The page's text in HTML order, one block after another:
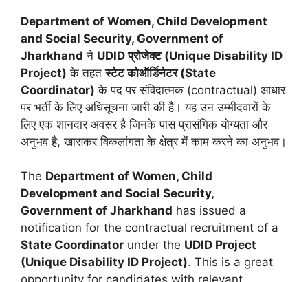
Department of Women, Child Development
and Social Security, Government of
Jharkhand ने UDID प्रोजेक्ट (Unique Disability ID
Project) के तहतस्टेट कोऑर्डिनेटर (State
Coordinator) के पद पर संविदात्मक (contractual) आधार
पर भर्ती के लिए अधिसूचना जारी की है।यह उन उम्मीदवारों के
लिए एक शानदार अवसर है जिनके पास प्रासंगिक योग्यता और
अनुभव है, खासकर विकलांगता के क्षेत्र में काम करने का अनुभव।
The Department of Women, Child
Development and Social Security,
Government of Jharkhand has issued a
notification for the contractual recruitment of a
State Coordinator under the UDID Project
(Unique Disability ID Project). This is a great